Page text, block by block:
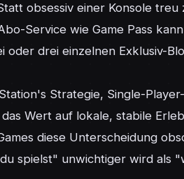
obsessiv einer Konsole treu
Service wie Game Pass
oder drei einzelnen Exklusiv-
Strategie, Single-
Wert auf lokale, stabile
diese Unterscheidung
spielst" unwichtiger wird als